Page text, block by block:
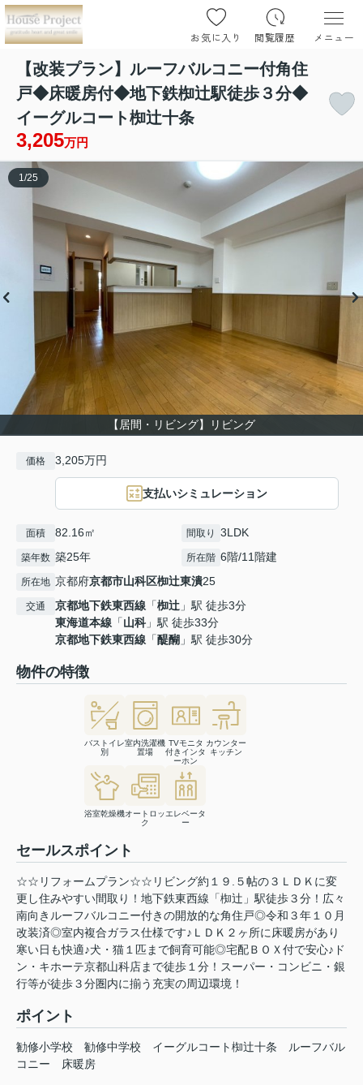
お気に入り 閲覧履歴 メニュー
【改装プラン】ルーフバルコニー付角住
戸◆床暖房付◆地下鉄椥辻駅徒歩３分◆
イーグルコート椥辻十条
3,205万円
【居間・リビング】リビング
1 /25
価格 3,205万円
支払いシミュレーション
面積 82.16㎡ 間取り 3LDK
築年数 築25年 所在階 6階/11階建
所在地 京都府京都市山科区椥辻東潰25
交通 京都地下鉄東西線 「椥辻 」駅 徒歩3分
東海道本線 「山科 」駅 徒歩33分
京都地下鉄東西線 「醍醐 」駅 徒歩30分
物件の特徴
バストイレ
別
室内洗濯機
置場
TVモニタ
付きインタ
ーホン
カウンター
キッチン
浴室乾燥機オートロッ
ク
エレベータ
ー
セールスポイント
☆☆リフォームプラン☆☆リビング約１９.５帖の３ＬＤＫに変
更し住みやすい間取り！地下鉄東西線「椥辻」駅徒歩３分！広々
南向きルーフバルコニー付きの開放的な角住戸◎令和３年１０月
改装済◎室内複合ガラス仕様です♪ＬＤＫ２ヶ所に床暖房があり
寒い日も快適♪犬・猫１匹まで飼育可能◎宅配ＢＯＸ付で安心♪ド
ン・キホーテ京都山科店まで徒歩１分！スーパー・コンビニ・銀
行等が徒歩３分圏内に揃う充実の周辺環境！
ポイント
勧修小学校 勧修中学校 イーグルコート椥辻十条
ルーフバル
コニー
床暖房